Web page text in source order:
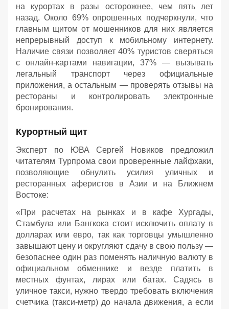
на курортах в разы осторожнее, чем пять лет
назад. Около 69% опрошенных подчеркнули, что
главным щитом от мошенников для них является
непрерывный доступ к мобильному интернету.
Наличие связи позволяет 40% туристов сверяться
с онлайн-картами навигации, 37% — вызывать
легальный транспорт через официальные
приложения, а остальным — проверять отзывы на
рестораны и контролировать электронные
бронирования.
Курортный щит
Эксперт по ЮВА Сергей Новиков предложил
читателям Турпрома свои проверенные лайфхаки,
позволяющие обнулить усилия уличных и
ресторанных аферистов в Азии и на Ближнем
Востоке:
«При расчетах на рынках и в кафе Хургады,
Стамбула или Бангкока стоит исключить оплату в
долларах или евро, так как торговцы умышленно
завышают цену и округляют сдачу в свою пользу —
безопаснее один раз поменять наличную валюту в
официальном обменнике и везде платить в
местных фунтах, лирах или батах. Садясь в
уличное такси, нужно твердо требовать включения
счетчика (такси-метр) до начала движения, а если